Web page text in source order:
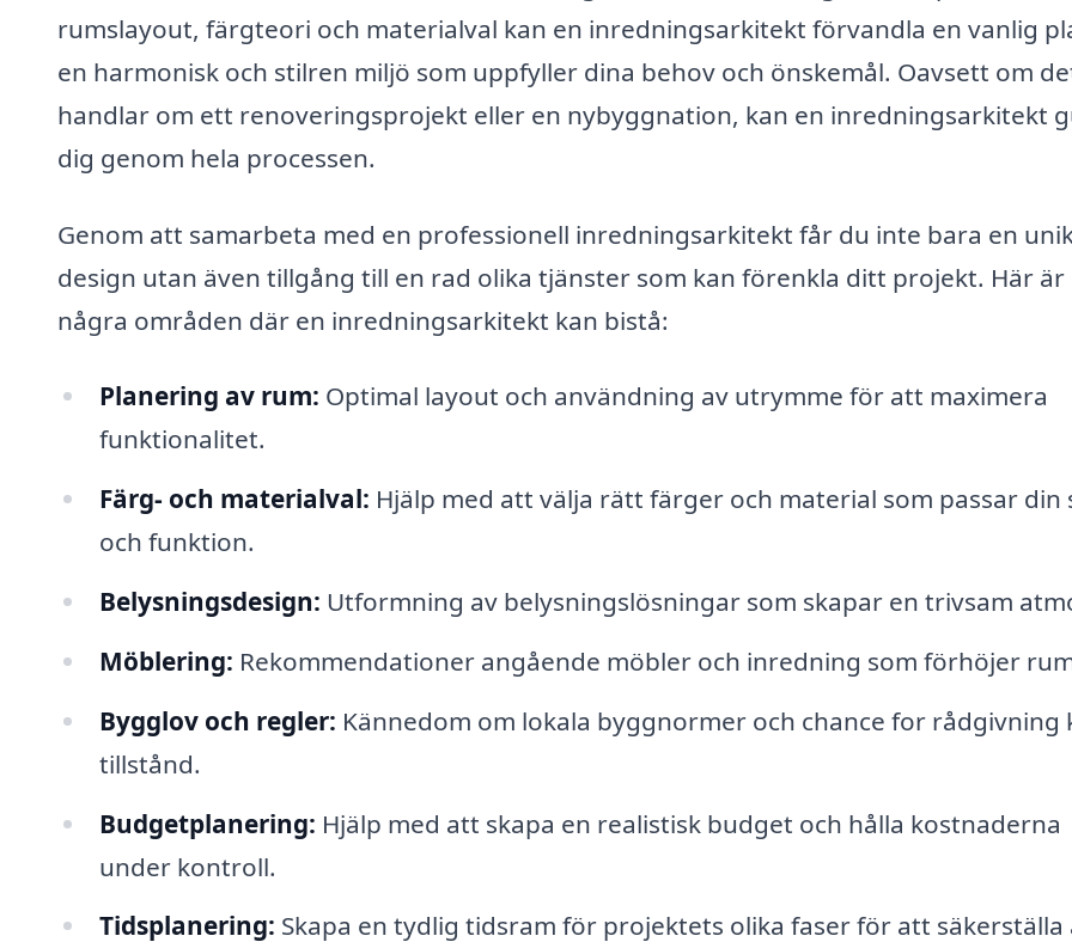
rumslayout, färgteori och materialval kan en inredningsarkitekt förvandla en vanlig
en harmonisk och stilren miljö som uppfyller dina behov och önskemål. Oavsett om
handlar om ett renoveringsprojekt eller en nybyggnation, kan en inredningsarkitekt
dig genom hela processen.
Genom att samarbeta med en professionell inredningsarkitekt får du inte bara en
design utan även tillgång till en rad olika tjänster som kan förenkla ditt projekt. Här är
några områden där en inredningsarkitekt kan bistå:
Planering av rum: Optimal layout och användning av utrymme för att maximera
funktionalitet.
Färg- och materialval: Hjälp med att välja rätt färger och material som passar din
och funktion.
Belysningsdesign: Utformning av belysningslösningar som skapar en trivsam
Möblering: Rekommendationer angående möbler och inredning som förhöjer
Bygglov och regler: Kännedom om lokala byggnormer och chance for rådgivning
tillstånd.
Budgetplanering: Hjälp med att skapa en realistisk budget och hålla kostnaderna
under kontroll.
Tidsplanering: Skapa en tydlig tidsram för projektets olika faser för att säkerställa